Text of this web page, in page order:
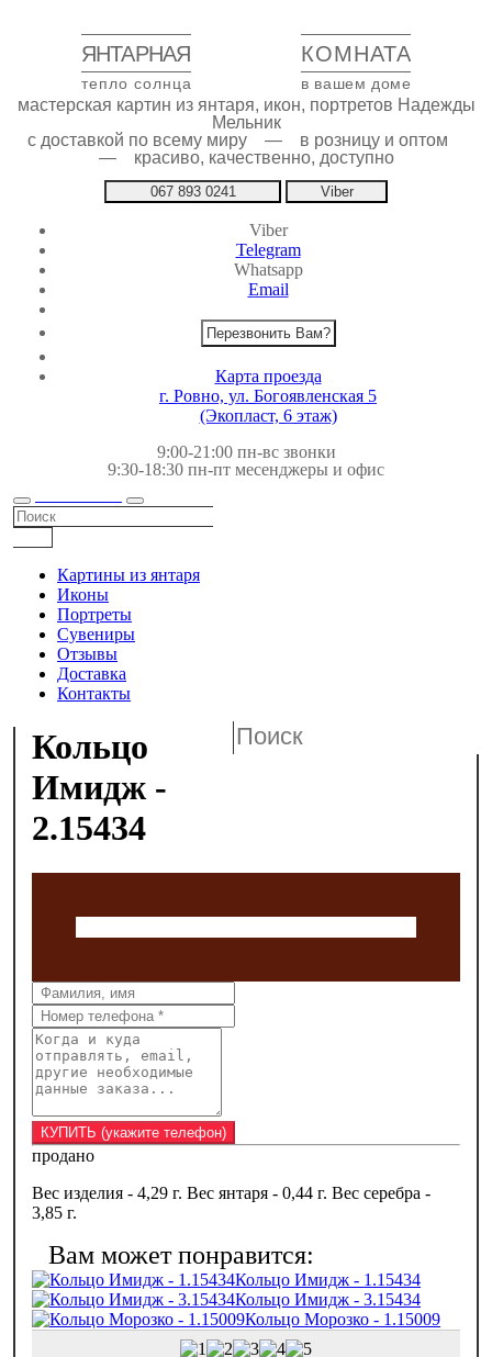
ЯНТАРНАЯ КОМНАТА
тепло солнца в вашем доме
мастерская картин из янтаря, икон, портретов Надежды
Мельник
с доставкой по всему миру — в розницу и оптом
— красиво, качественно, доступно
067 893 0241 Viber
Viber
Telegram
Whatsapp
Email
Перезвонить Вам?
Карта проезда
г. Ровно, ул. Богоявленская 5
(Экопласт, 6 этаж)
9:00-21:00 пн-вс звонки
9:30-18:30 пн-пт месенджеры и офис
Картины из янтаря
Иконы
Портреты
Сувениры
Отзывы
Доставка
Контакты
Кольцо
Имидж -
2.15434
продано
Вес изделия - 4,29 г. Вес янтаря - 0,44 г. Вес серебра -
3,85 г.
Кольцо Имидж - 1.15434
Кольцо Имидж - 3.15434
Кольцо Морозко - 1.15009